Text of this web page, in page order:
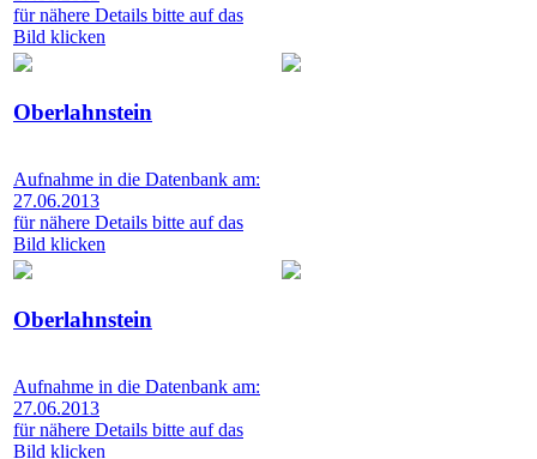
für nähere Details bitte auf das
Bild klicken
Oberlahnstein
Aufnahme in die Datenbank am:
27.06.2013
für nähere Details bitte auf das
Bild klicken
Oberlahnstein
Aufnahme in die Datenbank am:
27.06.2013
für nähere Details bitte auf das
Bild klicken